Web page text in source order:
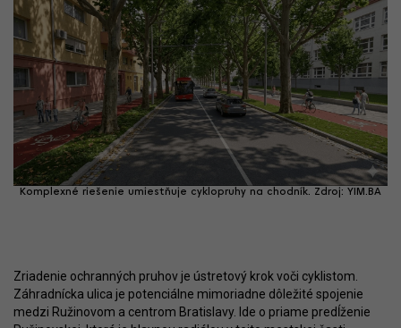
Komplexné riešenie umiestňuje cyklopruhy na chodník. Zdroj: YIM.BA
Zriadenie ochranných pruhov je ústretový krok voči cyklistom.
Záhradnícka ulica je potenciálne mimoriadne dôležité spojenie
medzi Ružinovom a centrom Bratislavy. Ide o priame predĺženie